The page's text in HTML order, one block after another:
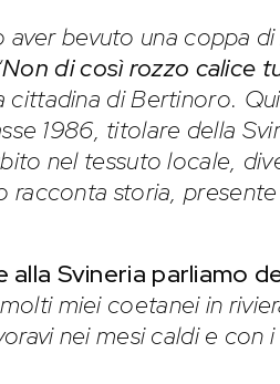
bevuto una coppa di
Non di così rozzo calice
cittadina di Bertinoro.
1986, titolare della
nel tessuto locale,
racconta storia,
alla Svineria parliamo
miei coetanei in
nei mesi caldi e con